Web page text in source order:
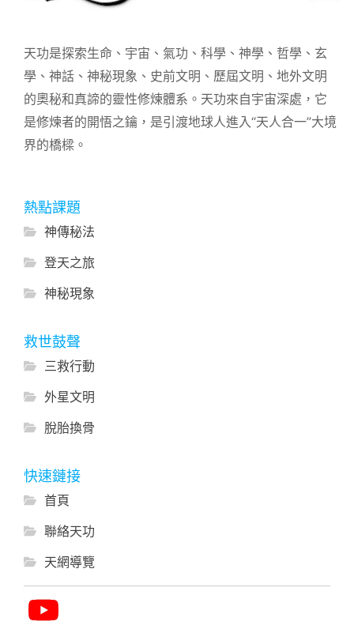
天功是探索生命、宇宙、氣功、科學、神學、哲學、玄
學、神話、神秘現象、史前文明、歷屆文明、地外文明
的奧秘和真諦的靈性修煉體系。天功來自宇宙深處，它
是修煉者的開悟之鑰，是引渡地球人進入“天人合一”大境
界的橋樑。
熱點課題
神傳秘法
登天之旅
神秘現象
救世鼓聲
三救行動
外星文明
脫胎換骨
快速鏈接
首頁
聯絡天功
天網導覽